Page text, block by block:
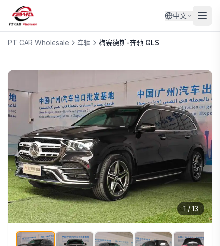
中文
PT CAR Wholesale 车辆 梅赛德斯-奔驰 GLS
1 /13